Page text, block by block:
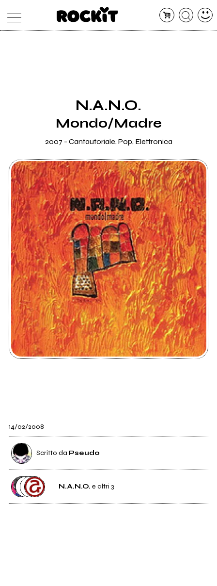
RADIO
N.A.N.O.
Mondo/Madre
2007 - Cantautoriale, Pop, Elettronica
14/02/2008
Scritto da Pseudo
N.A.N.O. e altri 3